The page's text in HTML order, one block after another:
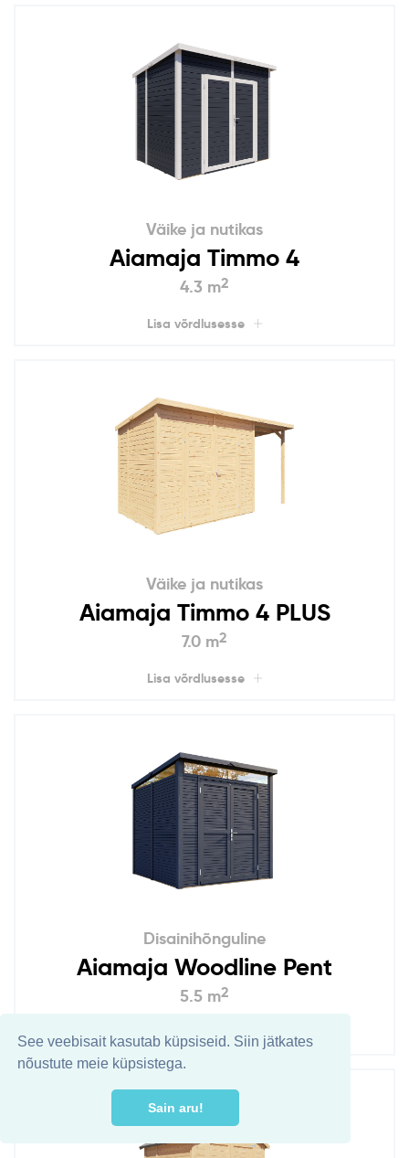
See veebisait kasutab küpsiseid. Siin jätkates
nõustute meie küpsistega.
Sain aru!
Väike ja nutikas
Aiamaja Timmo 4
4.3 m2
Lisa võrdlusesse
Väike ja nutikas
Aiamaja Timmo 4 PLUS
7.0 m2
Lisa võrdlusesse
Disainihõnguline
Aiamaja Woodline Pent
5.5 m2
Lisa võrdlusesse